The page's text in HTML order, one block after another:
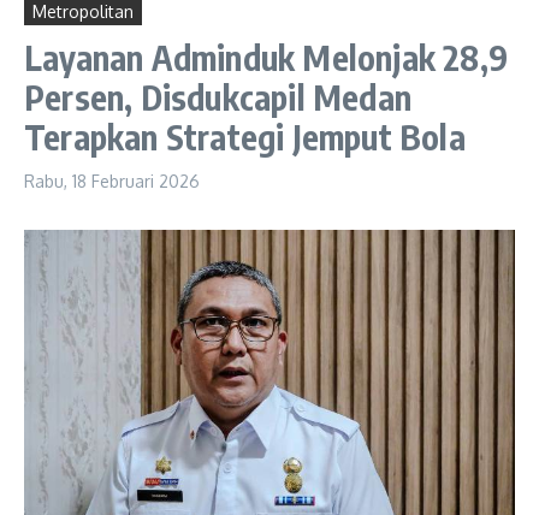
Metropolitan
Layanan Adminduk Melonjak 28,9
Persen, Disdukcapil Medan
Terapkan Strategi Jemput Bola
Rabu, 18 Februari 2026